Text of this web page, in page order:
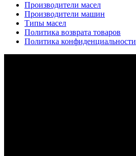
Производители масел
Производители машин
Типы масел
Политика возврата товаров
Политика конфиденциальности